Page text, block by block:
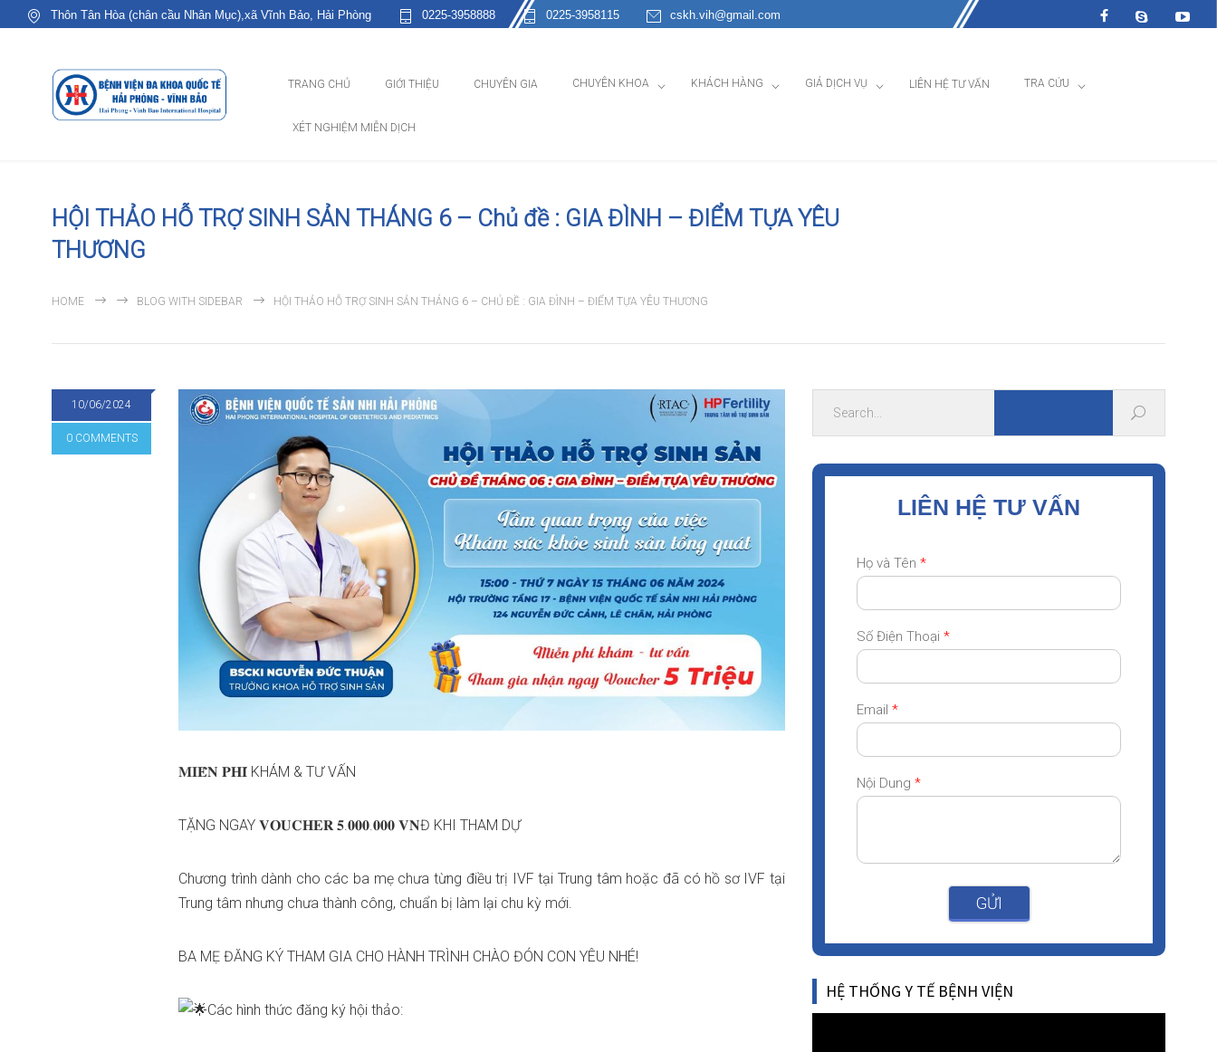
Thôn Tân Hòa (chân cầu Nhân Mục),xã Vĩnh Bảo, Hải Phòng 0225-3958888 0225-3958115 cskh.vih@gmail.com
TRANG CHỦ GIỚI THIỆU CHUYÊN GIA CHUYÊN KHOA KHÁCH HÀNG GIÁ DỊCH VỤ LIÊN HỆ TƯ VẤN TRA CỨU
XÉT NGHIỆM MIỄN DỊCH
HỘI THẢO HỖ TRỢ SINH SẢN THÁNG 6 – Chủ đề : GIA ĐÌNH – ĐIỂM TỰA YÊU
THƯƠNG
HOME BLOG WITH SIDEBAR HỘI THẢO HỖ TRỢ SINH SẢN THÁNG 6 – CHỦ ĐỀ : GIA ĐÌNH – ĐIỂM TỰA YÊU THƯƠNG
10/06/2024
0 COMMENTS
𝐌𝐈𝐄̂̃𝐍 𝐏𝐇𝐈́ KHÁM & TƯ VẤN
TẶNG NGAY 𝐕𝐎𝐔𝐂𝐇𝐄𝐑 𝟓.𝟎𝟎𝟎.𝟎𝟎𝟎 𝐕𝐍Đ KHI THAM DỰ
Chương trình dành cho các ba mẹ chưa từng điều trị IVF tại Trung tâm hoặc đã có hồ sơ IVF tại
Trung tâm nhưng chưa thành công, chuẩn bị làm lại chu kỳ mới.
BA MẸ ĐĂNG KÝ THAM GIA CHO HÀNH TRÌNH CHÀO ĐÓN CON YÊU NHÉ!
Các hình thức đăng ký hội thảo:
LIÊN HỆ TƯ VẤN
Họ và Tên *
Số Điện Thoại *
Email *
Nội Dung *
GỬI
HỆ THỐNG Y TẾ BỆNH VIỆN
Video